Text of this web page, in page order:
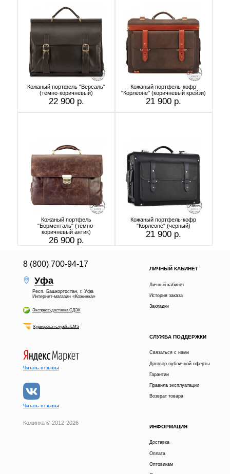
получи скидку
Кожаный портфель "Версаль"
(тёмно-коричневый)
22 900 р.
Кожаный портфель-кофр
"Корлеоне" (коричневый крейзи)
21 900 р.
Кожаный портфель
"Борменталь" (тёмно-
коричневый антик)
26 900 р.
Кожаный портфель-кофр
"Корлеоне" (черный)
21 900 р.
8 (800) 700-94-17
Уфа
Респ. Башкортостан, г. Уфа
Интернет-магазин «Кожинка»
Экспресс-доставка СДЭК
Курьерская служба EMS
ЛИЧНЫЙ КАБИНЕТ
Личный кабинет
История заказа
Закладки
СЛУЖБА ПОДДЕРЖКИ
Связаться с нами
Договор публичной оферты
Гарантии
Правила эксплуатации
Возврат товара
ИНФОРМАЦИЯ
Доставка
Оплата
Оптовикам
Читать отзывы
Читать отзывы
Кожинка © 2012-2026